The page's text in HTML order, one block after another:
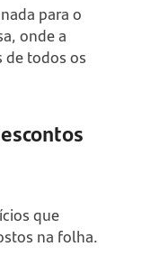
para o
onde a
de todos os
que
na folha.